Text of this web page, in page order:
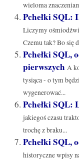
wieloma
Pchełki SQL:
Liczymy
Czemu tak? Bo się
Pchełki SQL,
pierwszych A
tysiąca - o tym
wygenerować...
Pchełki SQL:
jakiegoś czasu
trochę z braku...
Pchełki SQL,
historyczne wpisy